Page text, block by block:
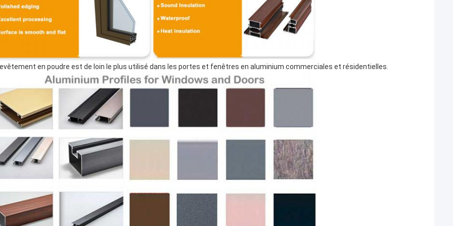
en poudre est de loin le plus utilisé dans les portes et fenêtres en aluminium commerciales et résidentielles.